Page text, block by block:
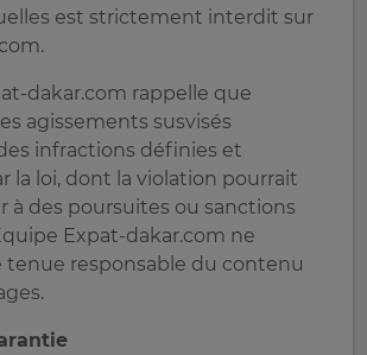
est strictement interdit sur
dakar.com rappelle que
agissements susvisés
infractions définies et
la loi, dont la violation pourrait
à des poursuites ou sanctions
Expat-dakar.com ne
tenue responsable du contenu